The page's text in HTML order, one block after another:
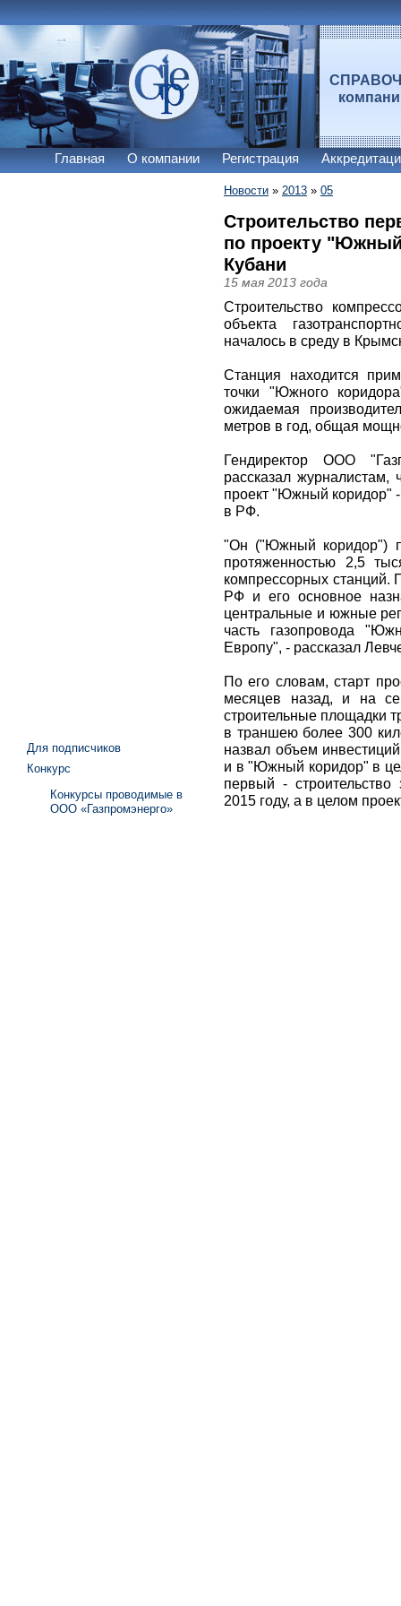
Главная О компании Регистрация
Новости » 2013 » 05
Строительство
по проекту
Кубани
15 мая 2013 года
Строительство
объекта
началось в среду в
Станция находится
точки "Южного
ожидаемая
метров в год, общая
Гендиректор ООО
рассказал журналистам,
проект "Южный коридор"
в РФ.
"Он ("Южный коридор")
протяженностью 2,5
компрессорных станций.
РФ и его основное
центральные и южные
часть газопровода
Европу", - рассказал
По его словам, старт
месяцев назад, и на
строительные площадки
в траншею более 300
назвал объем
и в "Южный коридор" в
первый -
2015 году, а в целом
Для подписчиков
Конкурс
Конкурсы проводимые в
ООО «Газпромэнерго»